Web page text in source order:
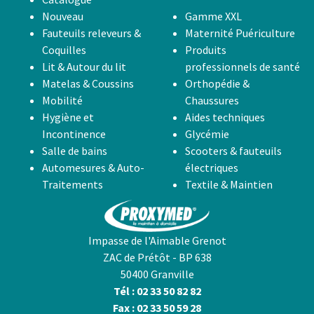
Nouveau
Fauteuils releveurs &
Coquilles
Lit & Autour du lit
Matelas & Coussins
Mobilité
Hygiène et
Incontinence
Salle de bains
Automesures & Auto-
Traitements
Gamme XXL
Maternité Puériculture
Produits
professionnels de santé
Orthopédie &
Chaussures
Aides techniques
Glycémie
Scooters & fauteuils
électriques
Textile & Maintien
Impasse de l'Aimable Grenot
ZAC de Prétôt - BP 638
50400 Granville
Tél : 02 33 50 82 82
Fax : 02 33 50 59 28